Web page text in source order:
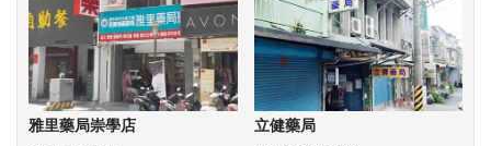
雅里藥局崇學店 立健藥局